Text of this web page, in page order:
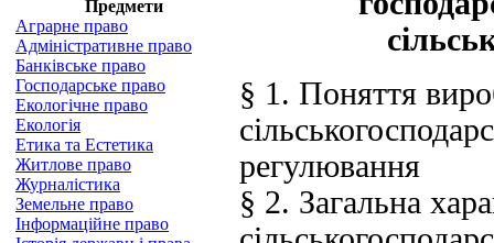
Предмети
Аграрне право
Адміністративне право
Банківське право
Господарське право
Екологічне право
Екологія
Етика та Естетика
Житлове право
Журналістика
Земельне право
Інформаційне право
§ 1. Поняття
регулювання
§ 2. Загальна